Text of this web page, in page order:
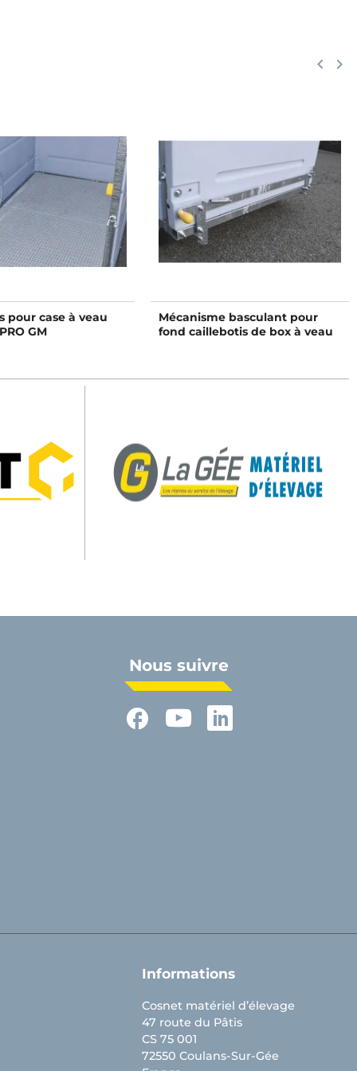
keyboard_arrow_left keyboard_arrow_right
pour case à veau
GM
Mécanisme basculant pour
fond caillebotis de box à veau
Nous suivre
Informations
Cosnet matériel d’élevage
47 route du Pâtis
CS 75 001
72550 Coulans-Sur-Gée